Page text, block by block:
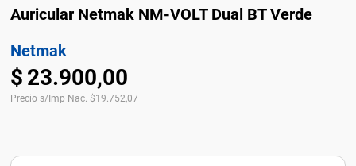
Auricular Netmak NM-VOLT Dual BT Verde
Netmak
$ 23.900,00
Precio s/Imp Nac. $19.752,07